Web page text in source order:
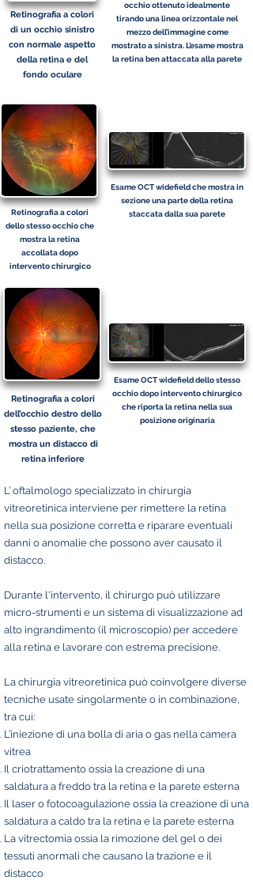
Retinografia a colori
di un occhio sinistro
con normale aspetto
della retina e del
fondo oculare
occhio ottenuto idealmente
tirando una linea orizzontale nel
mezzo dell’immagine come
mostrato a sinistra. L’esame mostra
la retina ben attaccata alla parete
Retinografia a colori
dello stesso occhio che
mostra la retina
accollata dopo
intervento chirurgico
Esame OCT widefield che mostra in
sezione una parte della retina
staccata dalla sua parete
Retinografia a colori
dell’occhio destro dello
stesso paziente, che
mostra un distacco di
retina inferiore
Esame OCT widefield dello stesso
occhio dopo intervento chirurgico
che riporta la retina nella sua
posizione originaria
L’ oftalmologo specializzato in chirurgia
vitreoretinica interviene per rimettere la retina
nella sua posizione corretta e riparare eventuali
danni o anomalie che possono aver causato il
distacco.
Durante l'intervento, il chirurgo può utilizzare
micro-strumenti e un sistema di visualizzazione ad
alto ingrandimento (il microscopio) per accedere
alla retina e lavorare con estrema precisione.
La chirurgia vitreoretinica può coinvolgere diverse
tecniche usate singolarmente o in combinazione,
tra cui:
L’iniezione di una bolla di aria o gas nella camera
vitrea
Il criotrattamento ossia la creazione di una
saldatura a freddo tra la retina e la parete esterna
Il laser o fotocoagulazione ossia la creazione di una
saldatura a caldo tra la retina e la parete esterna
La vitrectomia ossia la rimozione del gel o dei
tessuti anormali che causano la trazione e il
distacco